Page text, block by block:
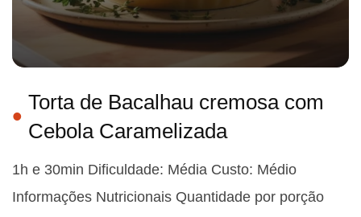
Torta de Bacalhau cremosa com
Cebola Caramelizada
1h e 30min Dificuldade: Média Custo: Médio
Informações Nutricionais Quantidade por porção